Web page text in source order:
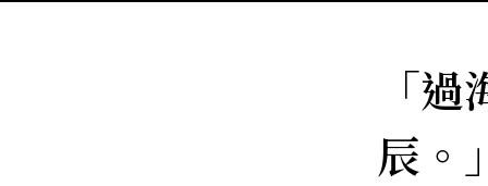
「
辰。